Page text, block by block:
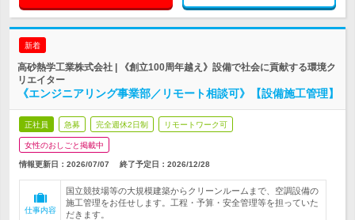
新着
高砂熱学工業株式会社 | 《創立100周年越え》設備で社会に貢献する環境ク
リエイター
《エンジニアリング事業部／リモート相談可》【設備施工管理】
正社員 急募 完全週休2日制 リモートワーク可
女性のおしごと掲載中
情報更新日：2026/07/07 終了予定日： 2026/12/28
仕事内容
国立競技場等の大規模建築からクリーンルームまで、空調設備の
施工管理をお任せします。工程・予算・安全管理等を担っていた
だきます。